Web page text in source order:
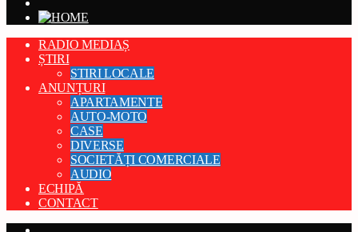
RADIO MEDIAȘ
ȘTIRI
STIRI LOCALE
ANUNȚURI
APARTAMENTE
AUTO-MOTO
CASE
DIVERSE
SOCIETĂȚI COMERCIALE
AUDIO
ECHIPĂ
CONTACT